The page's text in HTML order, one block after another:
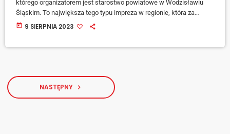
którego organizatorem jest starostwo powiatowe w Wodzisławiu
Śląskim. To największa tego typu impreza w regionie, która za
każdym razem przyciąga setki miłośników dwóch kółek. O
Buglowiec, Syrynię oraz Zawadę: […]
today 9 SIERPNIA 2023
NASTĘPNY navigate_next